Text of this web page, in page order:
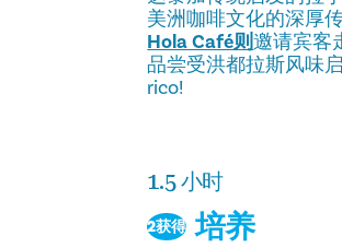
美洲咖啡文化的深厚
Hola Café则邀请宾客
品尝受洪都拉斯风味
rico!
1.5 小时
2获得 培养